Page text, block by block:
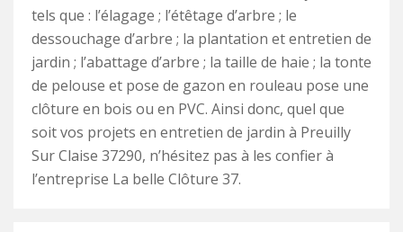
tels que : l’élagage ; l’étêtage d’arbre ; le
dessouchage d’arbre ; la plantation et entretien de
jardin ; l’abattage d’arbre ; la taille de haie ; la tonte
de pelouse et pose de gazon en rouleau pose une
clôture en bois ou en PVC. Ainsi donc, quel que
soit vos projets en entretien de jardin à Preuilly
Sur Claise 37290, n’hésitez pas à les confier à
l’entreprise La belle Clôture 37.